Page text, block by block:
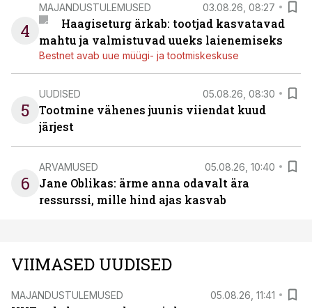
4
MAJANDUSTULEMUSED 03.08.26, 08:27
Haagiseturg ärkab: tootjad kasvatavad
mahtu ja valmistuvad uueks laienemiseks
Bestnet avab uue müügi- ja tootmiskeskuse
5
UUDISED 05.08.26, 08:30
Tootmine vähenes juunis viiendat kuud
järjest
6
ARVAMUSED 05.08.26, 10:40
Jane Oblikas: ärme anna odavalt ära
ressurssi, mille hind ajas kasvab
VIIMASED UUDISED
MAJANDUSTULEMUSED 05.08.26, 11:41